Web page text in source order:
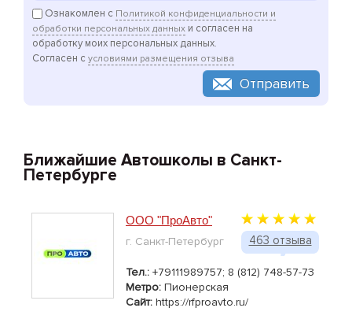
Ознакомлен с Политикой конфиденциальности и
обработки персональных данных и согласен на
обработку моих персональных данных.
Согласен с условиями размещения отзыва
Отправить
Ближайшие Автошколы в Санкт-
Петербурге
463 отзыва
ООО "ПроАвто"
г. Санкт-Петербург
Тел.: +79111989757; 8 (812) 748-57-73
Метро: Пионерская
Сайт: https://rfproavto.ru/